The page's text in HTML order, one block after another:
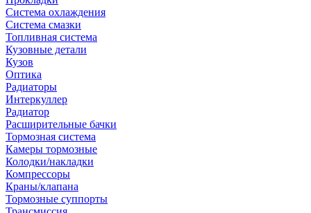
Система охлаждения
Система смазки
Топливная система
Кузовные детали
Кузов
Оптика
Радиаторы
Интеркуллер
Радиатор
Расширительные бачки
Тормозная система
Камеры тормозные
Колодки/накладки
Компрессоры
Краны/клапана
Тормозные суппорты